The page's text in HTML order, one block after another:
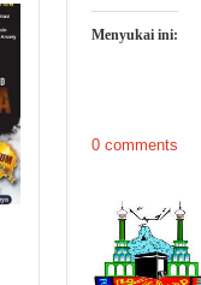
Menyukai ini:
0 comments